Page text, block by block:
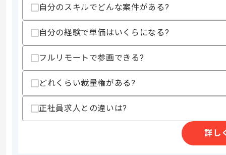
上記に似た経験やスキルをお持ちであれば申
精算・お支払い
精算条件
有
精算基準時間
支払いサイト
商談回数
1回
自分のスキルでどんな案件がある?
自分の経験で単価はいくらになる?
フルリモートで参画できる?
どれくらい裁量権がある?
正社員求人との違いは?
詳し